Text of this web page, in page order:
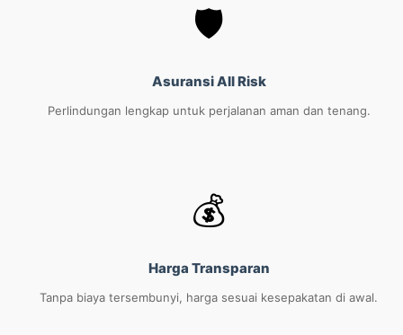
🛡️
Asuransi All Risk
Perlindungan lengkap untuk perjalanan aman dan tenang.
💰
Harga Transparan
Tanpa biaya tersembunyi, harga sesuai kesepakatan di awal.